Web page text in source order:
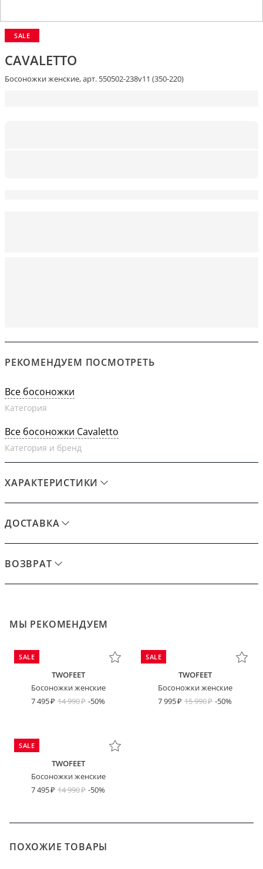
SALE
CAVALETTO
Босоножки женские, арт. 550502-238v11 (350-220)
РЕКОМЕНДУЕМ ПОСМОТРЕТЬ
Все босоножки
Категория
Все босоножки Cavaletto
Категория и бренд
ХАРАКТЕРИСТИКИ
ДОСТАВКА
ВОЗВРАТ
МЫ РЕКОМЕНДУЕМ
SALE
TWOFEET
Босоножки женские
7 495
14 990 -50%
SALE
TWOFEET
Босоножки женские
7 995
15 990 -50%
SALE
TWOFEET
Босоножки женские
7 495
14 990 -50%
ПОХОЖИЕ ТОВАРЫ